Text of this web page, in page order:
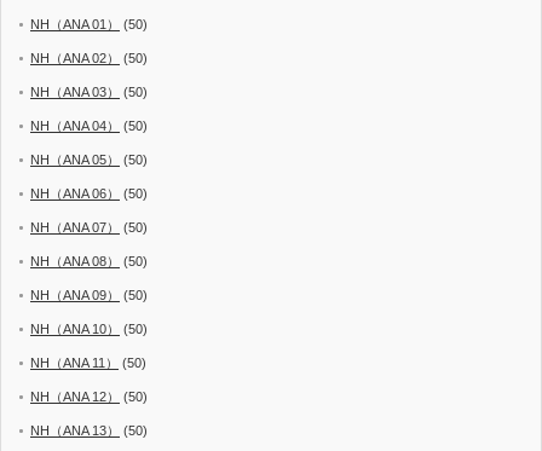
NH（ANA 01） (50)
NH（ANA 02） (50)
NH（ANA 03） (50)
NH（ANA 04） (50)
NH（ANA 05） (50)
NH（ANA 06） (50)
NH（ANA 07） (50)
NH（ANA 08） (50)
NH（ANA 09） (50)
NH（ANA 10） (50)
NH（ANA 11） (50)
NH（ANA 12） (50)
NH（ANA 13） (50)